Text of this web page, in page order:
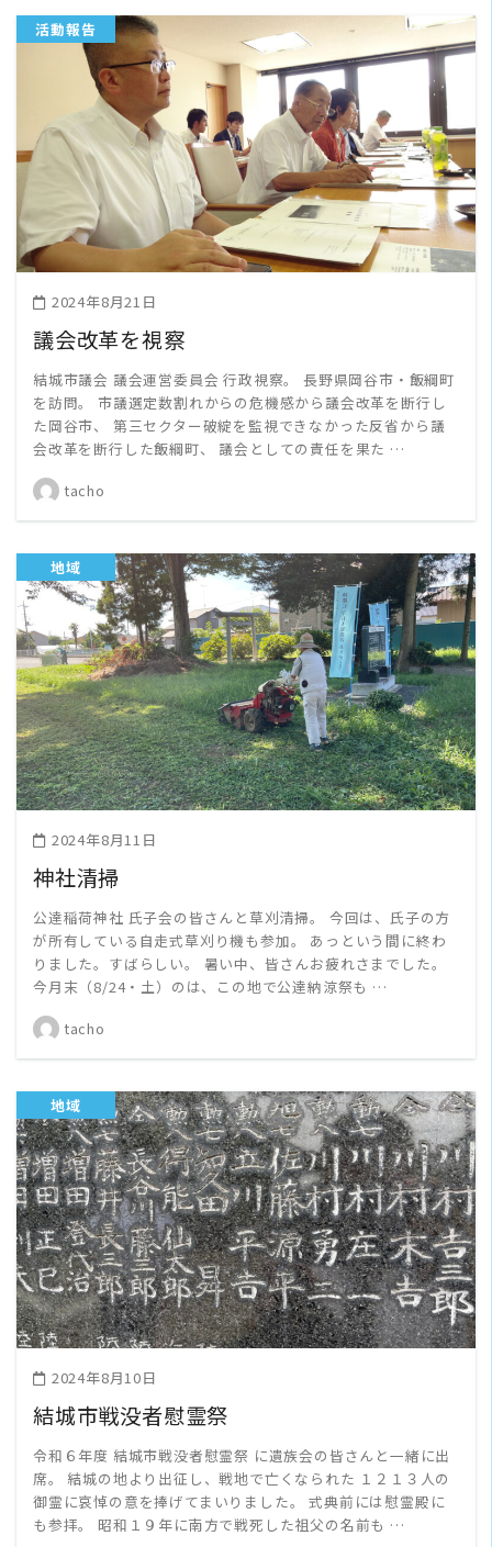
活動報告
READ MORE
2024年8月21日
議会改革を視察
結城市議会 議会運営委員会 行政視察。 長野県岡谷市・飯綱町
を訪問。 市議選定数割れからの危機感から議会改革を断行し
た岡谷市、 第三セクター破綻を監視できなかった反省から議
会改革を断行した飯綱町、 議会としての責任を果た …
tacho
地域
READ MORE
2024年8月11日
神社清掃
公達稲荷神社 氏子会の皆さんと草刈清掃。 今回は、氏子の方
が所有している自走式草刈り機も参加。 あっという間に終わ
りました。すばらしい。 暑い中、皆さんお疲れさまでした。
今月末（8/24・土）のは、この地で公達納涼祭も …
tacho
地域
READ MORE
2024年8月10日
結城市戦没者慰霊祭
令和６年度 結城市戦没者慰霊祭 に遺族会の皆さんと一緒に出
席。 結城の地より出征し、戦地で亡くなられた １２１３人の
御霊に哀悼の意を捧げてまいりました。 式典前には慰霊殿に
も参拝。 昭和１９年に南方で戦死した祖父の名前も …